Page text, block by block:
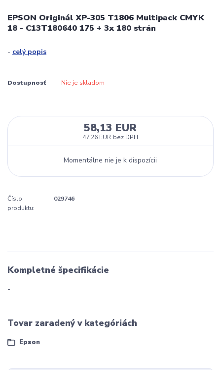
EPSON Originál XP-305 T1806 Multipack CMYK
18 - C13T180640 175 + 3x 180 strán
- celý popis
Dostupnosť Nie je skladom
58,13 EUR
47,26 EUR bez DPH
Momentálne nie je k dispozícii
Číslo
produktu:
029746
Kompletné špecifikácie
-
Tovar zaradený v kategóriách
Epson